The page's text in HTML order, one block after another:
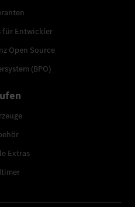
für Entwickler
Open Source
(BPO)
Extras